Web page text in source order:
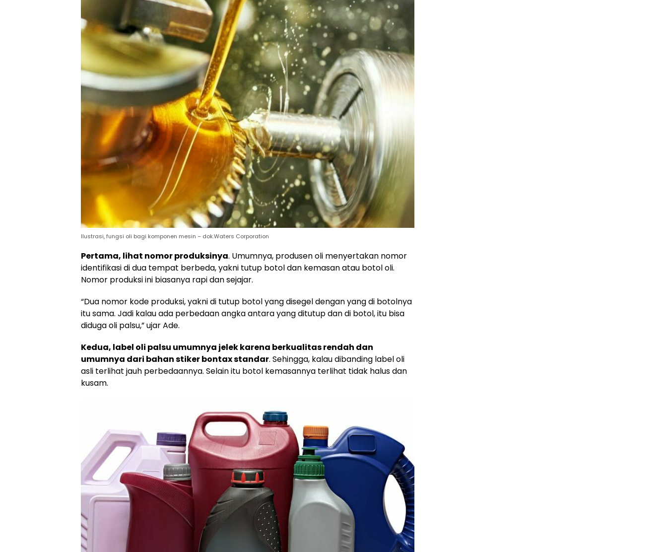
Ilustrasi, fungsi oli bagi komponen mesin – dok.Waters Corporation
Pertama, lihat nomor produksinya. Umumnya, produsen oli menyertakan nomor
identifikasi di dua tempat berbeda, yakni tutup botol dan kemasan atau botol oli.
Nomor produksi ini biasanya rapi dan sejajar.
“Dua nomor kode produksi, yakni di tutup botol yang disegel dengan yang di botolnya
itu sama. Jadi kalau ada perbedaan angka antara yang ditutup dan di botol, itu bisa
diduga oli palsu,” ujar Ade.
Kedua, label oli palsu umumnya jelek karena berkualitas rendah dan
umumnya dari bahan stiker bontax standar. Sehingga, kalau dibanding label oli
asli terlihat jauh perbedaannya. Selain itu botol kemasannya terlihat tidak halus dan
kusam.